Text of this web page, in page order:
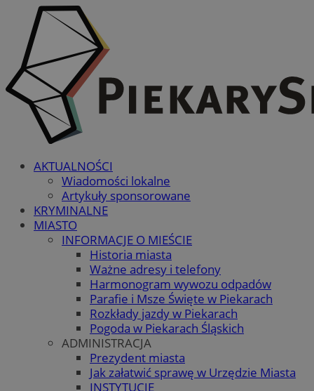
AKTUALNOŚCI
Wiadomości lokalne
Artykuły sponsorowane
KRYMINALNE
MIASTO
INFORMACJE O MIEŚCIE
Historia miasta
Ważne adresy i telefony
Harmonogram wywozu odpadów
Parafie i Msze Święte w Piekarach
Rozkłady jazdy w Piekarach
Pogoda w Piekarach Śląskich
ADMINISTRACJA
Prezydent miasta
Jak załatwić sprawę w Urzędzie Miasta
INSTYTUCJE